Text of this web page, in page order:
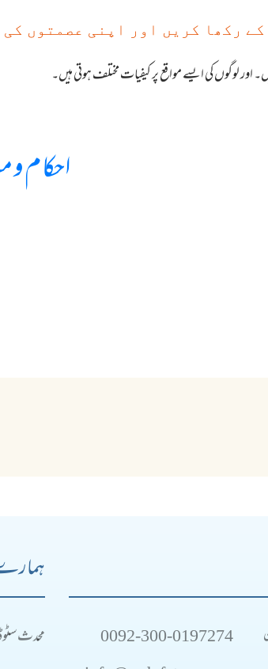
رکھا کریں اور اپنی عصمتوں کی
اور لوگوں کی ایسے مواقع پر کیفیات مختلف ہوتی ہیں۔
احکام و
0092-300-0197274
محدث